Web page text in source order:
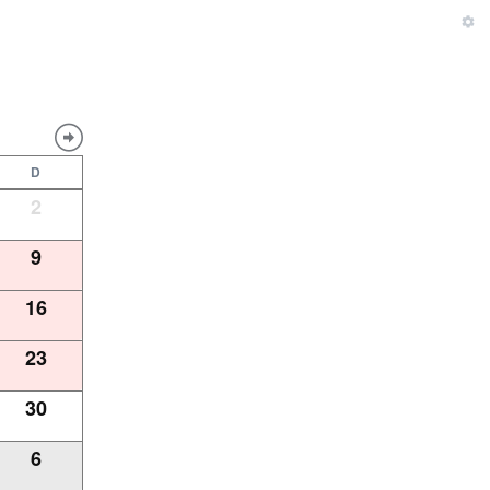
D
2
9
16
23
30
6